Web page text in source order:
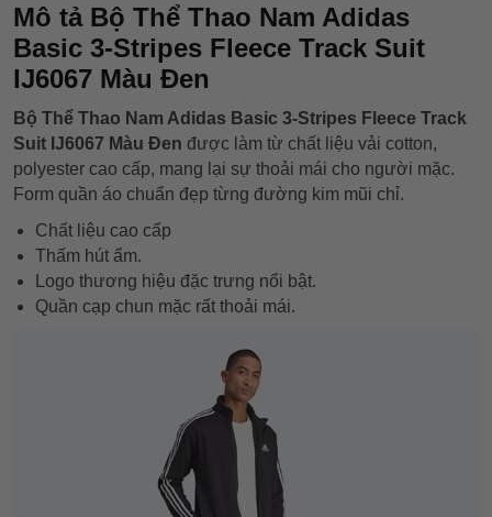
Mô tả Bộ Thể Thao Nam Adidas
Basic 3-Stripes Fleece Track Suit
IJ6067 Màu Đen
Bộ Thể Thao Nam Adidas Basic 3-Stripes Fleece Track
Suit IJ6067 Màu Đen được làm từ chất liệu vải cotton,
polyester cao cấp, mang lại sự thoải mái cho người mặc.
Form quần áo chuẩn đẹp từng đường kim mũi chỉ.
Chất liệu cao cấp
Thấm hút ẩm.
Logo thương hiệu đặc trưng nổi bật.
Quần cạp chun mặc rất thoải mái.